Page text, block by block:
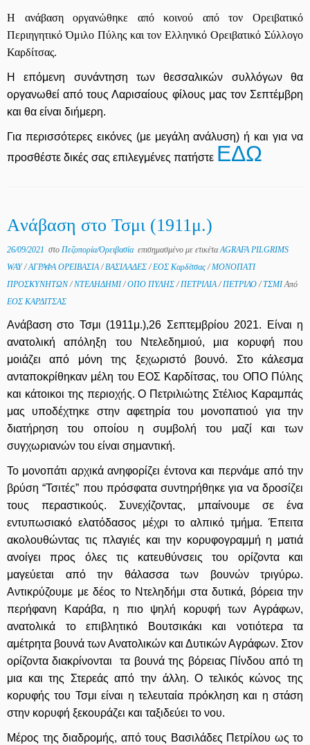
Η ανάβαση οργανώθηκε από κοινού από τον Ορειβατικό
Περιηγητικό Όμιλο Πύλης και τον Ελληνικό Ορειβατικό Σύλλογο
Καρδίτσας.
Η επόμενη συνάντηση των θεσσαλικών συλλόγων θα
οργανωθεί από τους Λαρισαίους φίλους μας τον Σεπτέμβρη
και θα είναι διήμερη.
Για περισσότερες εικόνες (με μεγάλη ανάλυση) ή και για να
προσθέστε δικές σας επιλεγμένες πατήστε ΕΔΩ
Aνάβαση στο Τσμι (1911μ.)
26/09/2021 στο Πεζοπορία/Ορειβασία επισημασμένο με ετικέταAGRAFA PILGRIMS
WAY/ΑΓΡΑΦΑ ΟΡΕΙΒΑΣΙΑ/ΒΑΣΙΛΑΔΕΣ/ΕΟΣ Καρδίτσας/ΜΟΝΟΠΑΤΙ
ΠΡΟΣΚΥΝΗΤΩΝ/ΝΤΕΛΗΔΗΜΙ/ΟΠΟ ΠΥΛΗΣ/ΠΕΤΡΙΛΙΑ/ΠΕΤΡΙΛΟ/ΤΣΜΙΑπό
ΕΟΣ ΚΑΡΔΙΤΣΑΣ
Aνάβαση στο Τσμι (1911μ.),26 Σεπτεμβρίου 2021. Είναι η
ανατολική απόληξη του Ντελεδημιού, μια κορυφή που
μοιάζει από μόνη της ξεχωριστό βουνό. Στο κάλεσμα
ανταποκρίθηκαν μέλη του ΕΟΣ Καρδίτσας, του ΟΠΟ Πύλης
και κάτοικοι της περιοχής. Ο Πετριλιώτης Στέλιος Καραμπάς
μας υποδέχτηκε στην αφετηρία του μονοπατιού για την
διατήρηση του οποίου η συμβολή του μαζί και των
συγχωριανών του είναι σημαντική.
Το μονοπάτι αρχικά ανηφορίζει έντονα και περνάμε από την
βρύση “Τσιτές” που πρόσφατα συντηρήθηκε για να δροσίζει
τους περαστικούς. Συνεχίζοντας, μπαίνουμε σε ένα
εντυπωσιακό ελατόδασος μέχρι το αλπικό τμήμα. Έπειτα
ακολουθώντας τις πλαγιές και την κορυφογραμμή η ματιά
ανοίγει προς όλες τις κατευθύνσεις του ορίζοντα και
μαγεύεται από την θάλασσα των βουνών τριγύρω.
Αντικρύζουμε με δέος το Ντεληδήμι στα δυτικά, βόρεια την
περήφανη Καράβα, η πιο ψηλή κορυφή των Αγράφων,
ανατολικά το επιβλητικό Βουτσικάκι και νοτιότερα τα
αμέτρητα βουνά των Ανατολικών και Δυτικών Αγράφων. Στον
ορίζοντα διακρίνονται τα βουνά της βόρειας Πίνδου από τη
μια και της Στερεάς από την άλλη. Ο τελικός κώνος της
κορυφής του Τσμι είναι η τελευταία πρόκληση και η στάση
στην κορυφή ξεκουράζει και ταξιδεύει το νου.
Μέρος της διαδρομής, από τους Βασιλάδες Πετρίλου ως το